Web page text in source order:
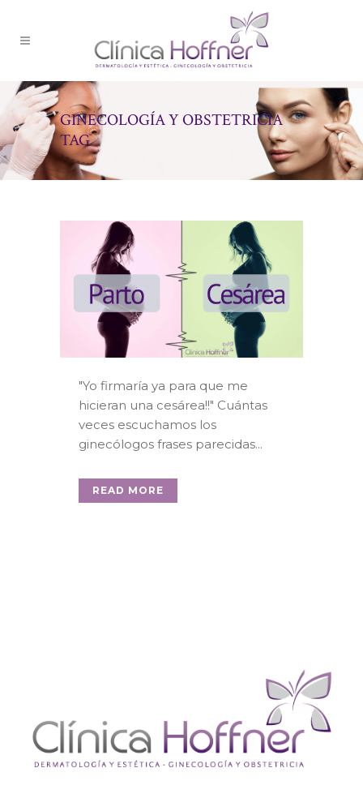
GINECOLOGÍA Y OBSTETRICIA
TAG
"Yo firmaría ya para que me
hicieran una cesárea!!" Cuántas
veces escuchamos los
ginecólogos frases parecidas...
READ MORE